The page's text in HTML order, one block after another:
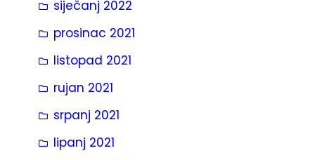
siječanj 2022
prosinac 2021
listopad 2021
rujan 2021
srpanj 2021
lipanj 2021